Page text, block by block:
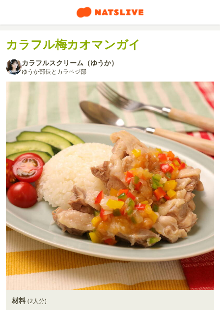
カラフル梅カオマンガイ
カラフルスクリーム（ゆうか）
ゆうか部長とカラベジ部
材料 (2人分)